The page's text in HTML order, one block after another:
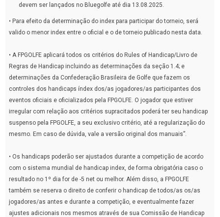
devem ser lançados no Bluegolfe até dia 13.08.2025.
• Para efeito da determinação do index para participar do torneio, será
valido o menor index entre o oficial e o de torneio publicado nesta data.
• A FPGOLFE aplicará todos os critérios do Rules of Handicap/Livro de
Regras de Handicap incluindo as determinações da seção 1.4; e
determinações da Confederação Brasileira de Golfe que fazem os
controles dos handicaps índex dos/as jogadores/as participantes dos
eventos oficiais e oficializados pela FPGOLFE. O jogador que estiver
irregular com relação aos critérios supracitados poderá ter seu handicap
suspenso pela FPGOLFE, a seu exclusivo critério, até a regularização do
mesmo. Em caso de dúvida, vale a versão original dos manuais”.
• Os handicaps poderão ser ajustados durante a competição de acordo
com o sistema mundial de handicap index, de forma obrigatória caso o
resultado no 1º dia for de -5 net ou melhor. Além disso, a FPGOLFE
também se reserva o direito de conferir o handicap de todos/as os/as
jogadores/as antes e durante a competição, e eventualmente fazer
ajustes adicionais nos mesmos através de sua Comissão de Handicap